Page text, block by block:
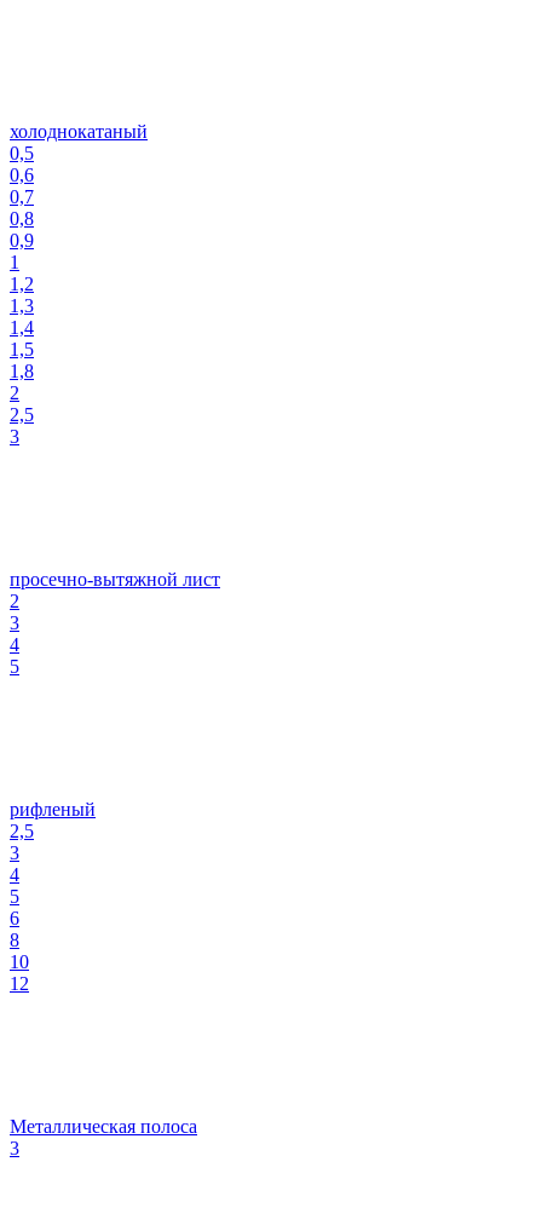
холоднокатаный
0,5
0,6
0,7
0,8
0,9
1
1,2
1,3
1,4
1,5
1,8
2
2,5
3
просечно-вытяжной лист
2
3
4
5
рифленый
2,5
3
4
5
6
8
10
12
Металлическая полоса
3